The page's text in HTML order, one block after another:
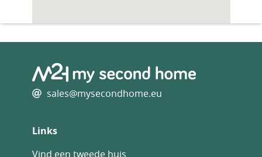
sales@mysecondhome.eu
Links
Vind een tweede huis